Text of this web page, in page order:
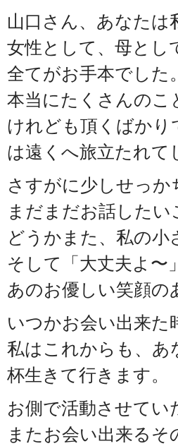
山口さん、あなたは
女性として、母とし
全てがお手本でした。
本当にたくさんのこ
けれども頂くばかり
は遠くへ旅立たれて
さすがに少しせっ
まだまだお話した
どうかまた、私の
そして「大丈夫よ
あのお優しい笑顔
いつかお会い出来た
私はこれからも、あ
杯生きて行きます。
お側で活動させてい
またお会い出来る